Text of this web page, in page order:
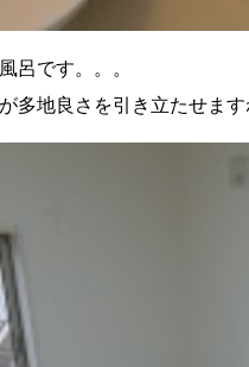
呂です。。。
多地良さを引き立たせます